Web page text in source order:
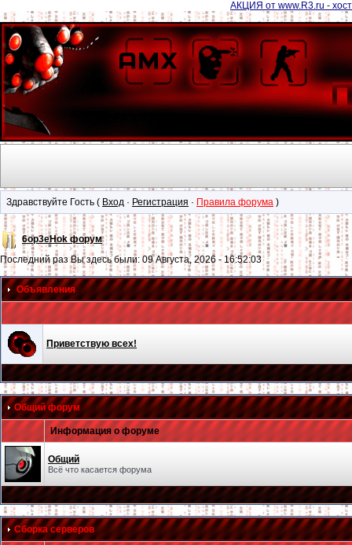
АКЦИЯ от www.R3.ru -
Здравствуйте Гость ( Вход · Регистрация · Правила форума )
6op3eHok форум
Последний раз Вы здесь были: 09 Августа, 2026 - 16:52:03
Объявления
Приветствую всех!
Общий форум
Информация о форуме
Общий
Всё что касается форума
Сборка серверов